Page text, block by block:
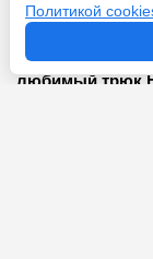
Что значит фол
любимый трюк
Политикой